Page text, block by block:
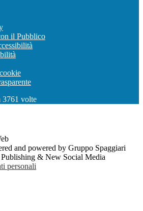
il Pubblico
3761 volte
and powered by Gruppo Spaggiari
& New Social Media
personali